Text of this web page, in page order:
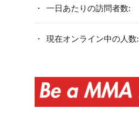
一日あたりの訪問者数:
現在オンライン中の人数: